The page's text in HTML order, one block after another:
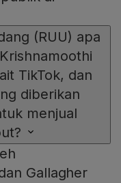
(RUU) apa
TikTok, dan
diberikan
menjual
Gallagher